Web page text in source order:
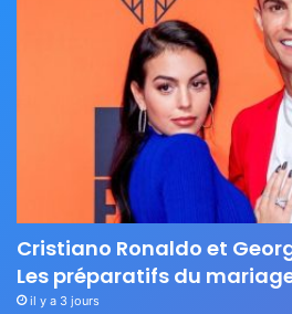
Cristiano Ronaldo et
Les préparatifs du
il y a 3 jours